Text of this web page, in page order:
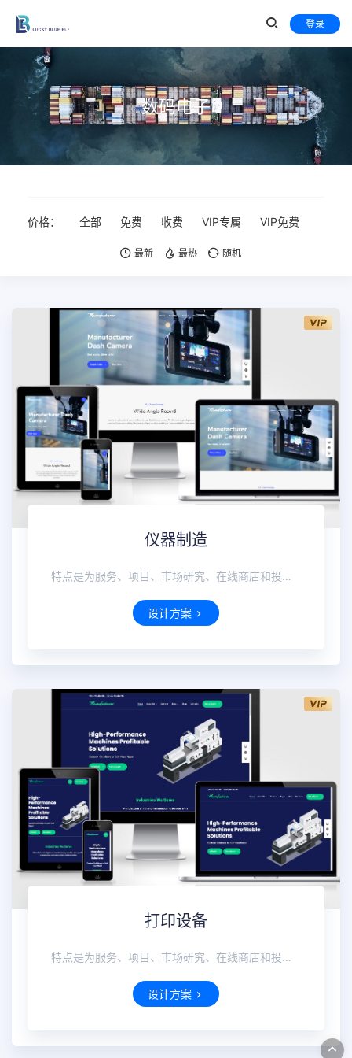
登录
数码电子
价格： 全部 免费 收费 VIP专属 VIP免费
最新 最热 随机
仪器制造
特点是为服务、项目、市场研究、在线商店和投资组合案例量身定制内容块，以突出您的业务优势。
设计方案
打印设备
特点是为服务、项目、市场研究、在线商店和投资组合案例量身定制内容块，以突出您的业务优势。
设计方案